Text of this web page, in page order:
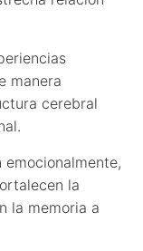
manera
cerebral
la
la memoria a